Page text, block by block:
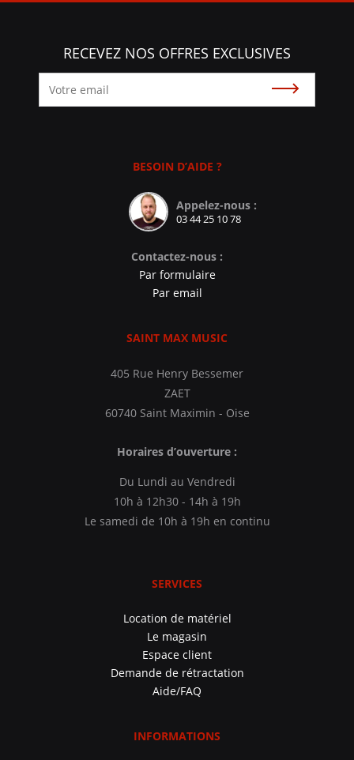
RECEVEZ NOS OFFRES EXCLUSIVES
Souscrire
BESOIN D’AIDE ?
Appelez-nous :
03 44 25 10 78
Contactez-nous :
Par formulaire
Par email
SAINT MAX MUSIC
405 Rue Henry Bessemer
ZAET
60740 Saint Maximin - Oise
Horaires d’ouverture :
Du Lundi au Vendredi
10h à 12h30 - 14h à 19h
Le samedi de 10h à 19h en continu
SERVICES
Location de matériel
Le magasin
Espace client
Demande de rétractation
Aide/FAQ
INFORMATIONS